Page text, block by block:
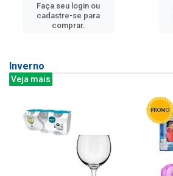
Faça seu login ou
cadastre-se para
comprar.
Inverno
Veja mais